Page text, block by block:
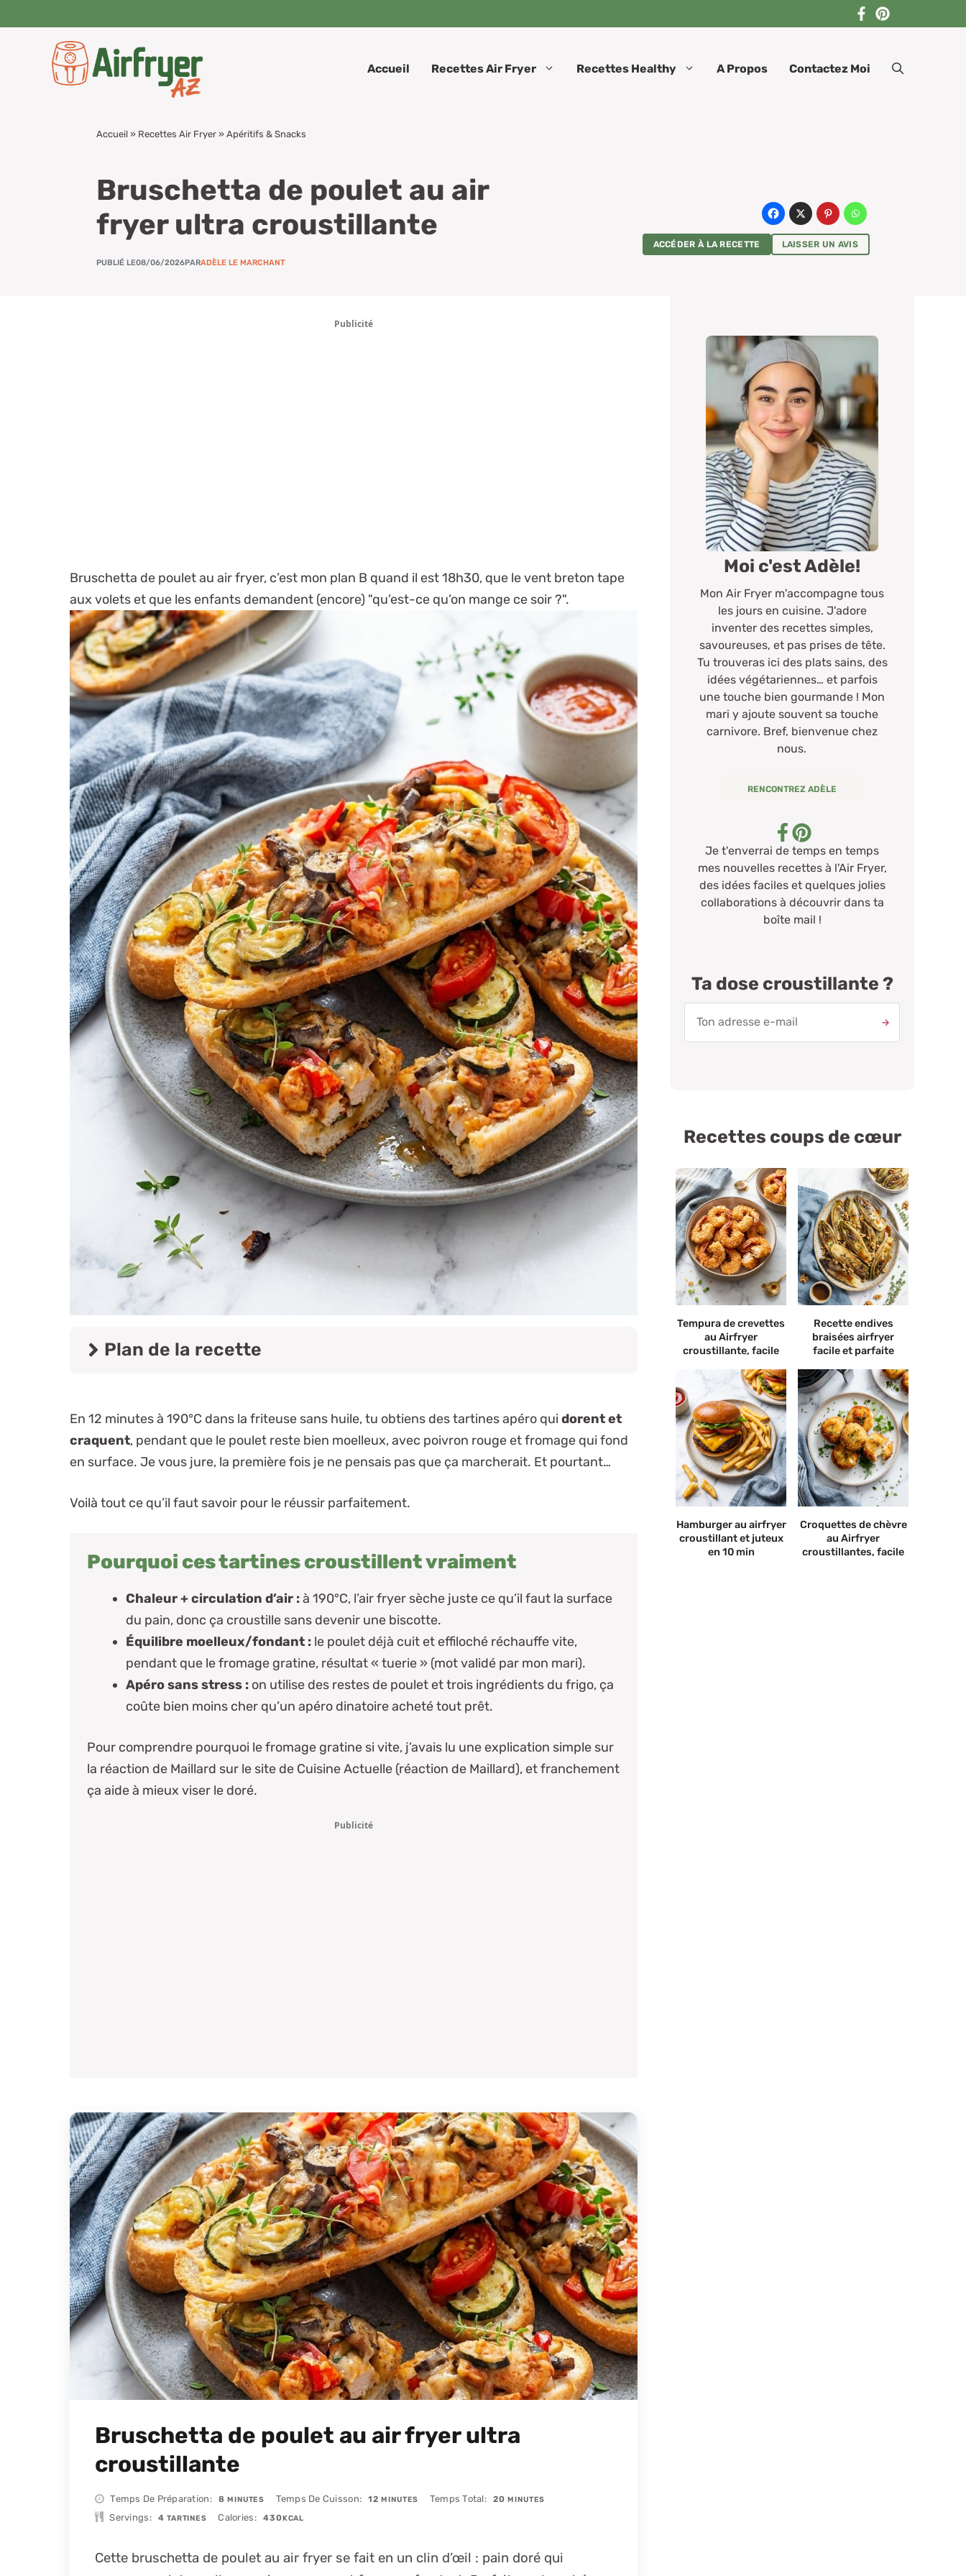
au
Accueil Recettes Air Fryer Recettes Healthy A Propos Contactez Moi
Accueil » Recettes Air Fryer »Apéritifs & Snacks
Bruschetta de poulet au air
fryer ultra croustillante
PUBLIÉ LE08/06/2026PARADÈLE LE MARCHANT
ACCÉDER À LA RECETTE LAISSER UN AVIS
Publicité
Bruschetta de poulet au air fryer, c’est mon plan B quand il est 18h30, que le vent breton tape
aux volets et que les enfants demandent (encore) "qu’est-ce qu’on mange ce soir ?".
Plan de la recette
En 12 minutes à 190°C dans la friteuse sans huile, tu obtiens des tartines apéro qui dorent et
craquent, pendant que le poulet reste bien moelleux, avec poivron rouge et fromage qui fond
en surface. Je vous jure, la première fois je ne pensais pas que ça marcherait. Et pourtant…
Voilà tout ce qu’il faut savoir pour le réussir parfaitement.
Pourquoi ces tartines croustillent vraiment
Chaleur + circulation d’air :à 190°C, l’air fryer sèche juste ce qu’il faut la surface
du pain, donc ça croustille sans devenir une biscotte.
Équilibre moelleux/fondant : le poulet déjà cuit et effiloché réchauffe vite,
pendant que le fromage gratine, résultat « tuerie » (mot validé par mon mari).
Apéro sans stress : on utilise des restes de poulet et trois ingrédients du frigo, ça
coûte bien moins cher qu’un apéro dinatoire acheté tout prêt.
Pour comprendre pourquoi le fromage gratine si vite, j’avais lu une explication simple sur
la réaction de Maillard sur le site de Cuisine Actuelle (réaction de Maillard), et franchement
ça aide à mieux viser le doré.
Publicité
Bruschetta de poulet au air fryer ultra
croustillante
Temps De Préparation 8 MINUTES
MINUTES Temps De Cuisson 12 MINUTES
MINUTES Temps Total 20 MINUTES
MINUTES
Servings 4 TARTINES Calories 430KCAL
Cette bruschetta de poulet au air fryer se fait en un clin d’œil : pain doré qui
Moi c'est Adèle!
Mon Air Fryer m'accompagne tous
les jours en cuisine. J'adore
inventer des recettes simples,
savoureuses, et pas prises de tête.
Tu trouveras ici des plats sains, des
idées végétariennes… et parfois
une touche bien gourmande ! Mon
mari y ajoute souvent sa touche
carnivore. Bref, bienvenue chez
nous.
RENCONTREZ ADÈLE
Je t'enverrai de temps en temps
mes nouvelles recettes à l'Air Fryer,
des idées faciles et quelques jolies
collaborations à découvrir dans ta
boîte mail !
Ta dose croustillante ?
Recettes coups de cœur
Tempura de crevettes
au Airfryer
croustillante, facile
Recette endives
braisées airfryer
facile et parfaite
Hamburger au airfryer
croustillant et juteux
en 10 min
Croquettes de chèvre
au Airfryer
croustillantes, facile